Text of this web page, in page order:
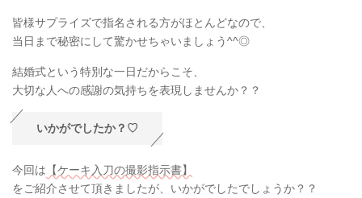
皆様サプライズで指名される方がほとんどなので、
当日まで秘密にして驚かせちゃいましょう^^◎
結婚式という特別な一日だからこそ、
大切な人への感謝の気持ちを表現しませんか？？
いかがでしたか？♡
今回は 【ケーキ入刀の撮影指示書】
をご紹介させて頂きましたが、いかがでしたでしょうか？？